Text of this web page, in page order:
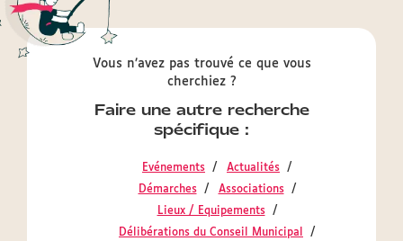
Vous n’avez pas trouvé ce que vous
cherchiez ?
Faire une autre recherche
spécifique :
Evénements
Actualités
Démarches
Associations
Lieux / Equipements
Délibérations du Conseil Municipal